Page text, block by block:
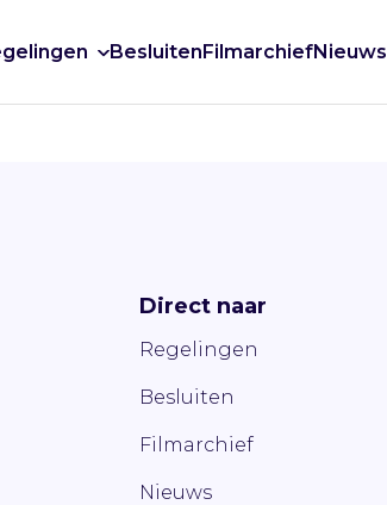
BesluitenFilmarchiefNieuws
Direct naar
Regelingen
Besluiten
Filmarchief
Nieuws